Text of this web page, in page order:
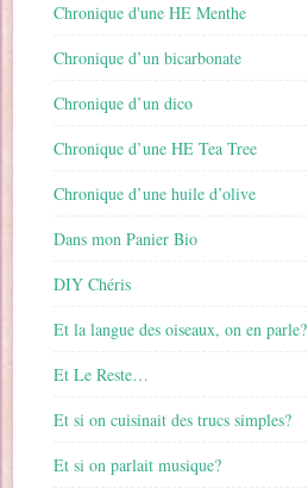
Chronique d'une HE Menthe
Chronique d’un bicarbonate
Chronique d’un dico
Chronique d’une HE Tea Tree
Chronique d’une huile d’olive
Dans mon Panier Bio
DIY Chéris
Et la langue des oiseaux, on en parle?
Et Le Reste…
Et si on cuisinait des trucs simples?
Et si on parlait musique?